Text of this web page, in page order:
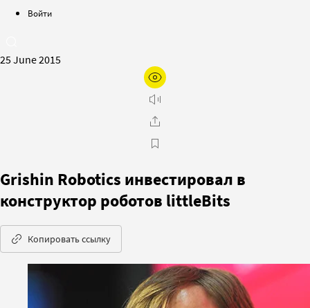
Войти
25 June 2015
Grishin Robotics инвестировал в
конструктор роботов littleBits
Копировать ссылку